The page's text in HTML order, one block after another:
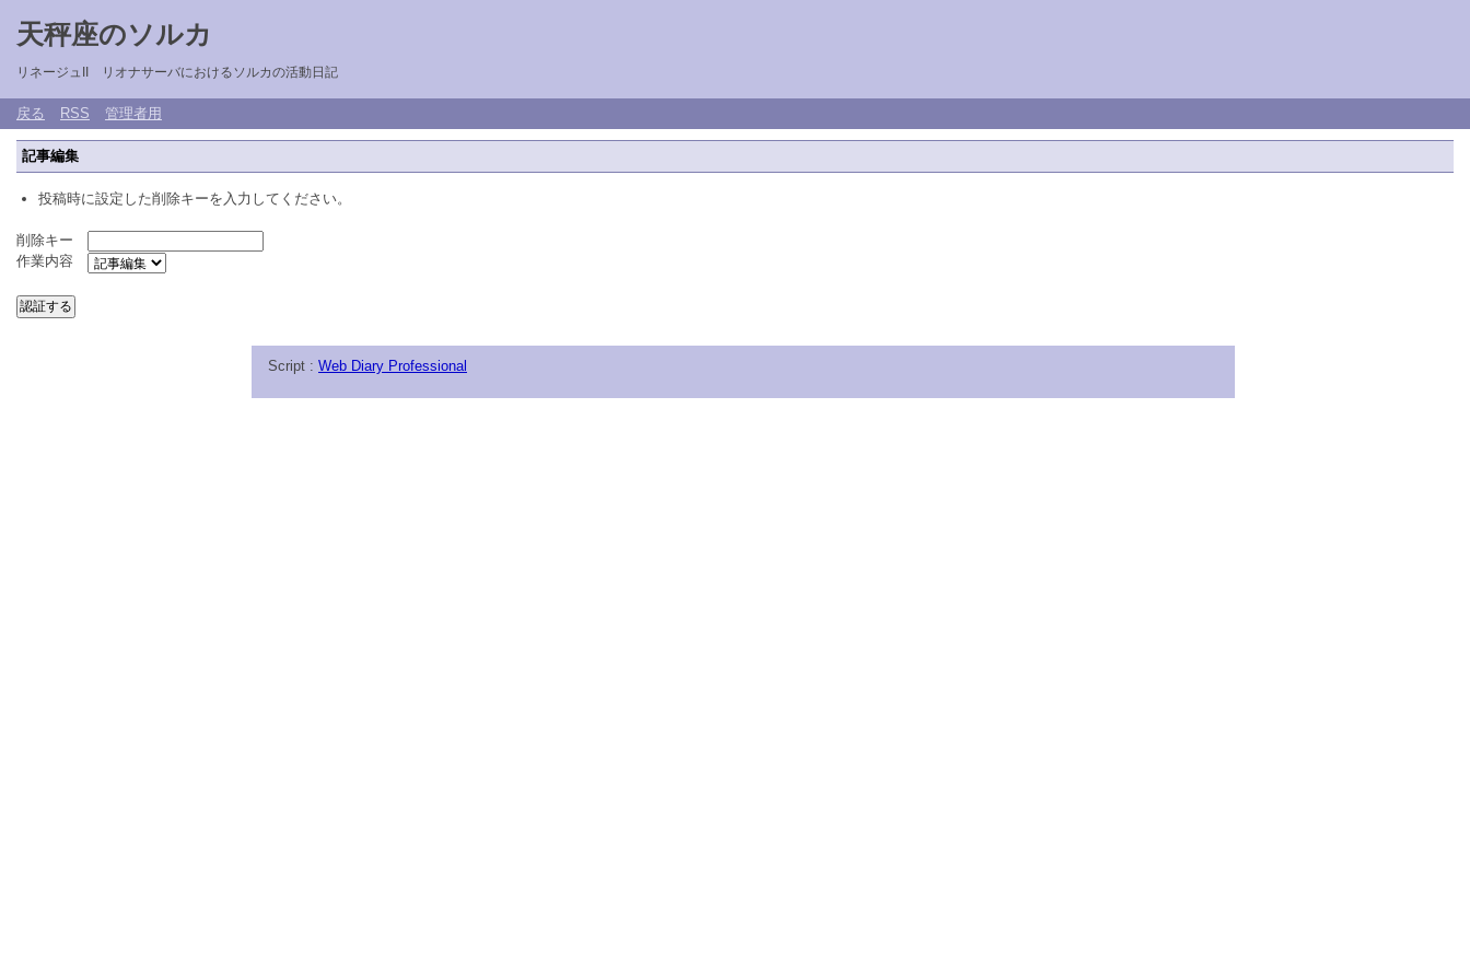
天秤座のソルカ
リネージュII リオナサーバにおけるソルカの活動日記
戻る RSS 管理者用
記事編集
投稿時に設定した削除キーを入力してください。
削除キー
作業内容
Script : Web Diary Professional